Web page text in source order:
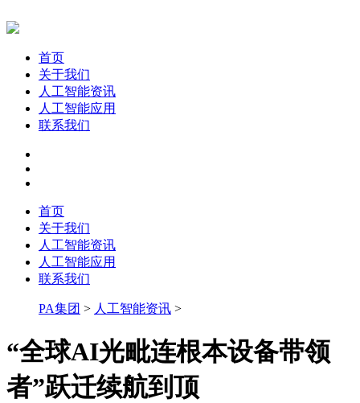
首页
关于我们
人工智能资讯
人工智能应用
联系我们
首页
关于我们
人工智能资讯
人工智能应用
联系我们
PA集团 > 人工智能资讯 >
“全球AI光毗连根本设备带领
者”跃迁续航到顶